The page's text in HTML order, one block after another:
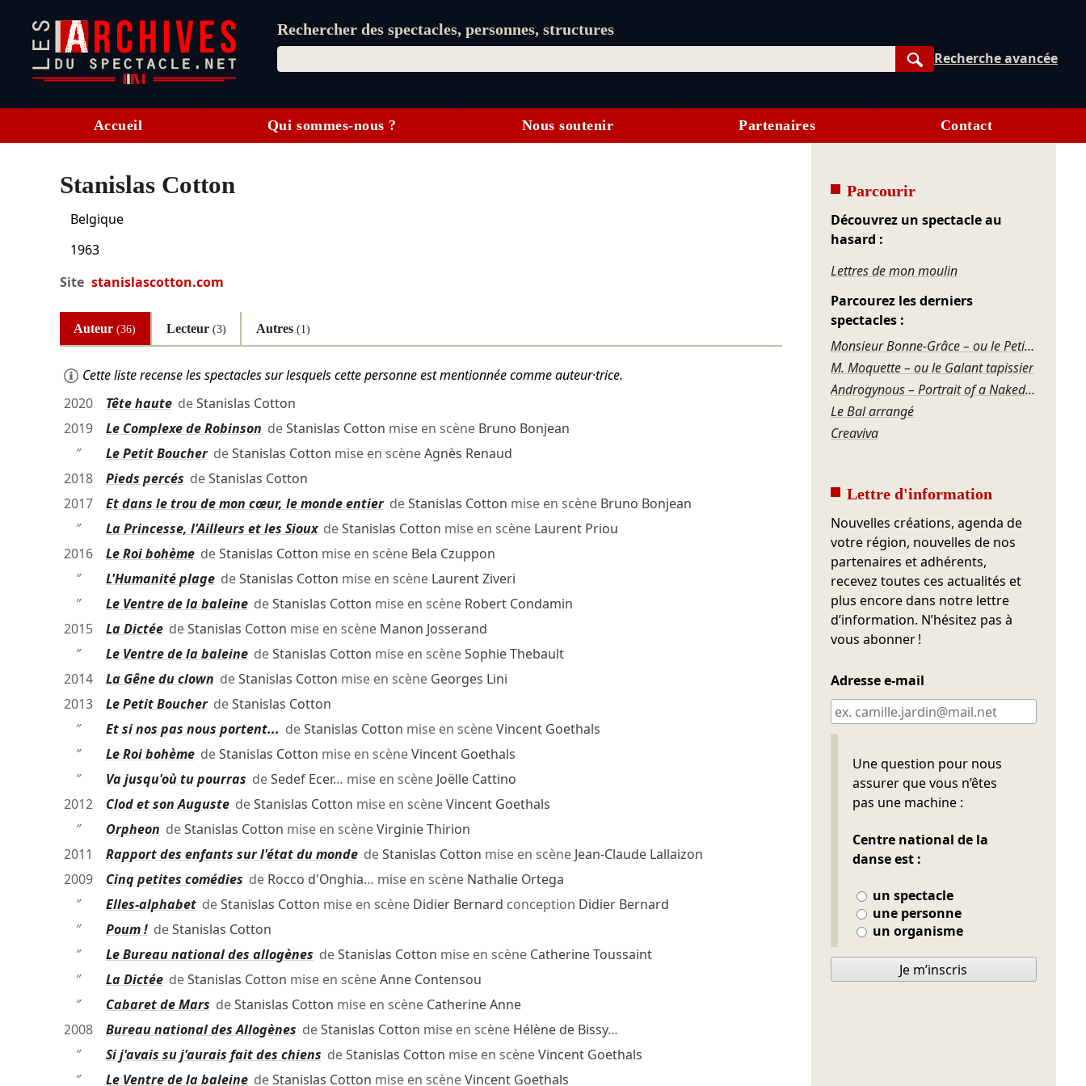
Rechercher des spectacles, personnes, structures
Rechercher
Recherche avancée
Accueil Qui sommes-nous ? Nous soutenir Partenaires Contact
Stanislas Cotton
Belgique
1963
Site stanislascotton.com
Auteur(36) Lecteur (3) Autres(1)
Cette liste recense les spectacles sur lesquels cette personne est mentionnée comme auteur·trice.
2020
Tête hautedeStanislas Cotton
2019
Le Complexe de Robinson deStanislas Cotton mise en scène Bruno Bonjean
″
Le Petit BoucherdeStanislas Cotton mise en scèneAgnès Renaud
2018
Pieds percés deStanislas Cotton
2017
Et dans le trou de mon cœur, le monde entierdeStanislas Cotton mise en scène Bruno Bonjean
″
La Princesse, l'Ailleurs et les SiouxdeStanislas Cotton mise en scène Laurent Priou
2016
Le Roi bohèmedeStanislas Cotton mise en scène Bela Czuppon
″
L'Humanité plagedeStanislas Cotton mise en scène Laurent Ziveri
″
Le Ventre de la baleinedeStanislas Cotton mise en scène Robert Condamin
2015
La DictéedeStanislas Cotton mise en scène Manon Josserand
″
Le Ventre de la baleinedeStanislas Cotton mise en scèneSophie Thebault
2014
La Gêne du clown deStanislas Cotton mise en scène Georges Lini
2013
Le Petit BoucherdeStanislas Cotton
″
Et si nos pas nous portent... deStanislas Cotton mise en scèneVincent Goethals
″
Le Roi bohèmedeStanislas Cotton mise en scèneVincent Goethals
″
Va jusqu'où tu pourras deSedef Ecer… mise en scène Joëlle Cattino
2012
Clod et son AugustedeStanislas Cotton mise en scèneVincent Goethals
″
Orpheon deStanislas Cotton mise en scèneVirginie Thirion
2011
Rapport des enfants sur l'état du mondedeStanislas Cotton mise en scène Jean-Claude Lallaizon
2009
Cinq petites comédies de Rocco d'Onghia… mise en scène Nathalie Ortega
″
Elles-alphabetdeStanislas Cotton mise en scène Didier Bernard conception Didier Bernard
″
Poum !deStanislas Cotton
″
Le Bureau national des allogènes deStanislas Cotton mise en scène Catherine Toussaint
″
La DictéedeStanislas Cotton mise en scèneAnne Contensou
″
Cabaret de Mars deStanislas Cotton mise en scène Catherine Anne
2008
Bureau national des Allogènes deStanislas Cotton mise en scène Hélène de Bissy…
″
Si j'avais su j'aurais fait des chiens deStanislas Cotton mise en scèneVincent Goethals
″
Le Ventre de la baleinedeStanislas Cotton mise en scèneVincent Goethals
Parcourir
Découvrez un spectacle au
hasard :
Lettres de mon moulin
Parcourez les derniers
spectacles :
Monsieur Bonne-Grâce – ou le Petit Volage
M. Moquette – ou le Galant tapissier
Androgynous – Portrait of a Naked Dancer
Le Bal arrangé
Creaviva
Lettre d'information
Nouvelles créations, agenda de
votre région, nouvelles de nos
partenaires et adhérents,
recevez toutes ces actualités et
plus encore dans notre lettre
d’information. N’hésitez pas à
vous abonner !
Adresse e-mail
Une question pour nous
assurer que vous n’êtes
pas une machine :
Centre national de la
danse est :
un spectacle
une personne
un organisme
Ne pas remplir
Je m’inscris